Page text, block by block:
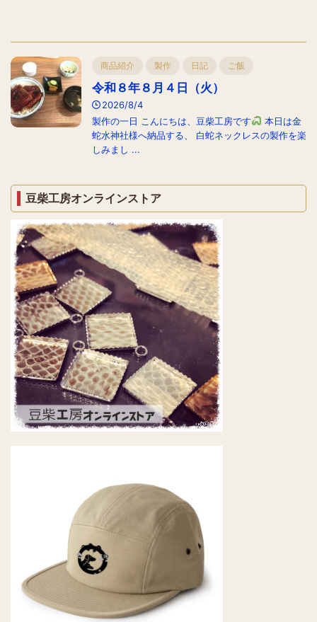
商品紹介 製作 日記 ご飯
令和８年８月４日（火）
2026/8/4
製作の一日 こんにちは、豆柴工房です
本日は金
蛇水神社様へ納品する、 白蛇ネックレスの製作を楽
しみまし ...
豆柴工房オンラインストア